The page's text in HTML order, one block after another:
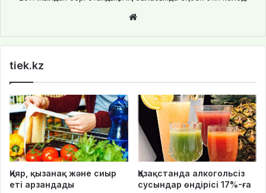
te
tiek.kz
Қияр, қызанақ және сиыр
еті арзандады
Қазақстанда алкогольсіз
сусындар өндірісі 17%-ға